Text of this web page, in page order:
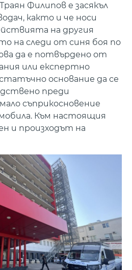
Филипов е засякъл
както и че носи
на другия
на следи от синя боя по
да е потвърдено от
или експертно
основание да се
преди
съприкосновение
Към настоящия
и произходът на